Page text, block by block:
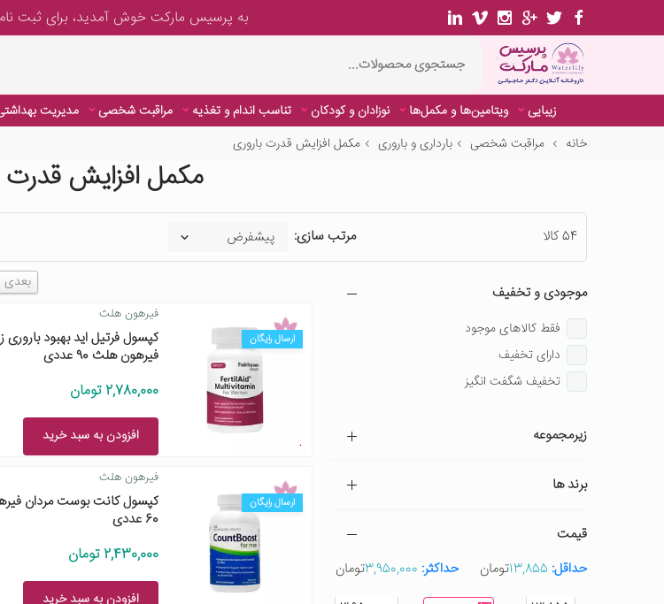
به پرسیس مارکت خوش آمدید، برایثبت
زیبایی ویتامین‌ها و مکمل‌ها نوزادان و کودکان تناسب اندام و تغذیه مراقبت شخصی مدیریت
خانه
مراقبت شخصی بارداری و باروری مکمل افزایش قدرت باروری
مکمل افزایش قدرت
54 کالا مرتب سازی:
موجودی و تخفیف
فقط کالاهای موجود
دارای تخفیف
تخفیف شگفت انگیز
زیرمجموعه
برند ها
قیمت
حداقل: 13,855تومان حداکثر: 3,950,000تومان
بعدی
ارسال رایگان
فیرهون هلث
کپسول فرتیل اید بهبود باروری
فیرهون هلث 90 عددی
2,780,000 تومان
افزودن به سبد خرید
ارسال رایگان
فیرهون هلث
کپسول کانت بوست مردان
60 عددی
2,430,000 تومان
افزودن به سبد خرید